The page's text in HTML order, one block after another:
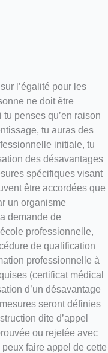
l’égalité pour les
ne doit être
penses qu’en raison
tu auras des
initiale, tu
des désavantages
spécifiques visant
être accordées que
un organisme
demande de
professionnelle,
de qualification
professionnelle à
(certificat médical
d’un désavantage
seront définies
dite d’appel
ou rejetée avec
faire appel de cette